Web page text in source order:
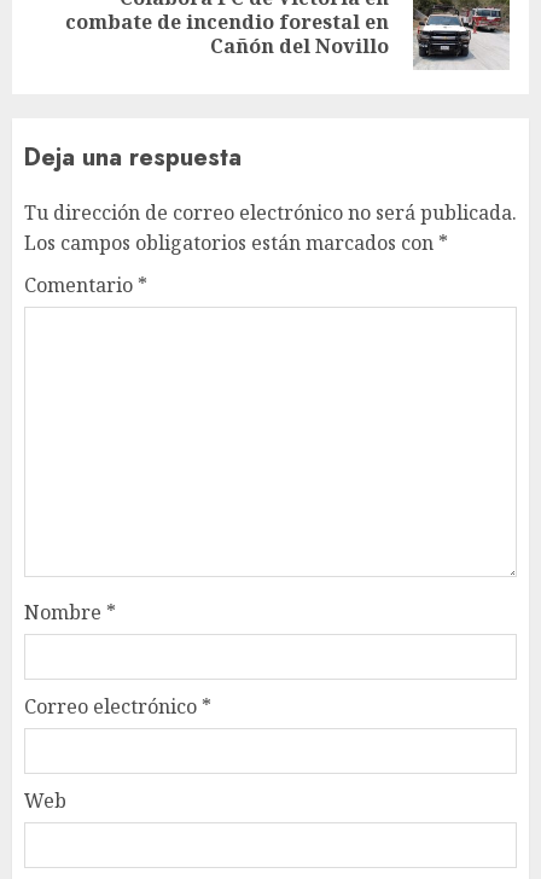
Siguiente
combate de incendio forestal en
Cañón del Novillo
Deja una respuesta
Tu dirección de correo electrónico no será publicada.
Los campos obligatorios están marcados con *
Comentario *
Nombre *
Correo electrónico *
Web